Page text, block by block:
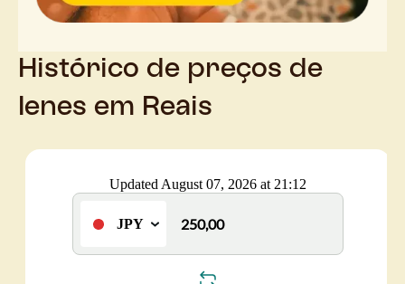
Histórico de preços de
Ienes em Reais